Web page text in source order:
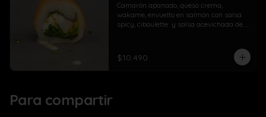
Camarón apanado, queso crema,
wakame, envuelto en salmón con salsa
spicy, ciboulette  y salsa acevichada de
$10.490
Para compartir